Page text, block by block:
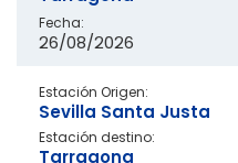
Fecha:
26/08/2026
Estación Origen:
Sevilla Santa Justa
Estación destino:
Tarragona